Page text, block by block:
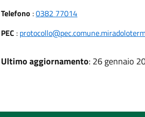
Telefono :0382 77014
PEC :
Ultimo aggiornamento: 26 gennaio